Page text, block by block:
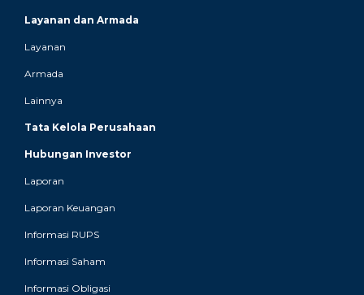
Layanan dan Armada
Layanan
Armada
Lainnya
Tata Kelola Perusahaan
Hubungan Investor
Laporan
Laporan Keuangan
Informasi RUPS
Informasi Saham
Informasi Obligasi